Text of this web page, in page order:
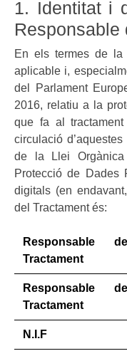
1. Identitat i
Responsable
En els termes de la
aplicable i,
del Parlament
2016, relatiu a la
que fa al
circulació
de la Llei
Protecció de Dades
digitals (en
del Tractament és:
Responsable del
Tractament
Responsable del
Tractament
N.I.F